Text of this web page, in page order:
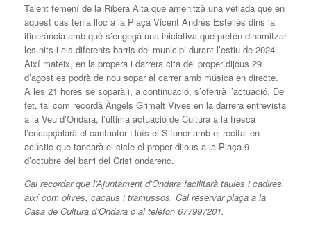
Talent femení de la Ribera Alta que amenitzà una vetlada que en
aquest cas tenia lloc a la Plaça Vicent Andrés Estellés dins la
itinerància amb què s’engegà una iniciativa que pretén dinamitzar
les nits i els diferents barris del municipi durant l’estiu de 2024.
Així mateix, en la propera i darrera cita del proper dijous 29
d’agost es podrà de nou sopar al carrer amb música en directe.
A les 21 hores se soparà i, a continuació, s’oferirà l’actuació. De
fet, tal com recordà Àngels Grimalt Vives en la darrera entrevista
a la Veu d’Ondara, l’última actuació de Cultura a la fresca
l’encapçalarà el cantautor Lluís el Sifoner amb el recital en
acústic que tancarà el cicle el proper dijous a la Plaça 9
d’octubre del barri del Crist ondarenc.
Cal recordar que l’Ajuntament d’Ondara facilitarà taules i cadires,
així com olives, cacaus i tramussos. Cal reservar plaça a la
Casa de Cultura d’Ondara o al telèfon 677997201.